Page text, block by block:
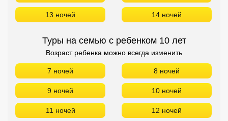
13 ночей 14 ночей
Туры на семью с ребенком 10 лет
Возраст ребенка можно всегда изменить
7 ночей 8 ночей
9 ночей 10 ночей
11 ночей 12 ночей